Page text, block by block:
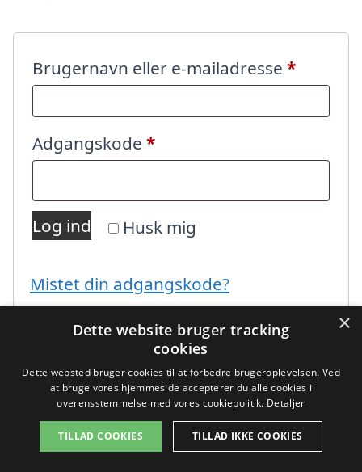
Brugernavn eller e-mailadresse *
Adgangskode *Påkrævet
Husk mig
Log ind
Mistet din adgangskode?
Copyright 2026 - Pilanto Aps
×
Dette website bruger tracking
cookies
Dette websted bruger cookies til at forbedre brugeroplevelsen. Ved
at bruge vores hjemmeside accepterer du alle cookies i
overensstemmelse med vores cookiepolitik. Detaljer
TILLAD COOKIES TILLAD IKKE COOKIES